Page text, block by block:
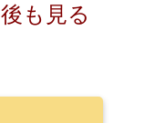
も見る